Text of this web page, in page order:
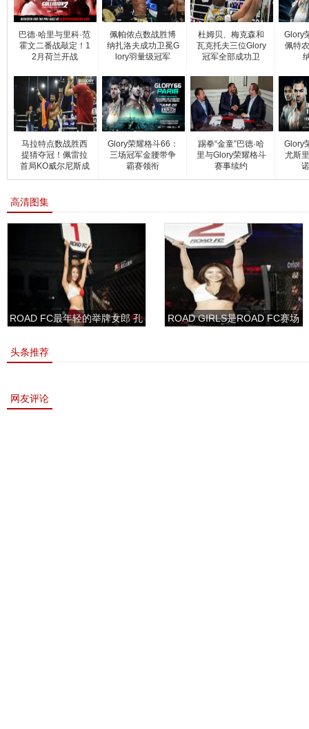
巴德·哈里与里科·范
霍文二番战敲定！1
2月荷兰开战
佩帕侬点数战胜博
纳扎洛夫成功卫冕G
lory羽量级冠军
杜姆贝、梅克森和
瓦克托夫三位Glory
冠军全部成功卫
Glory
佩特
马拉特点数战胜西
提猜夺冠！佩雷拉
首局KO威尔尼斯成
功
Glory荣耀格斗66：
三场冠军金腰带争
霸赛领衔
踢拳“金童”巴德·哈
里与Glory荣耀格斗
赛事续约
Glory
尤斯
高清图集
ROAD FC最年轻的举牌女郎 孔
ROAD GIRLS是ROAD FC赛场
头条推荐
网友评论